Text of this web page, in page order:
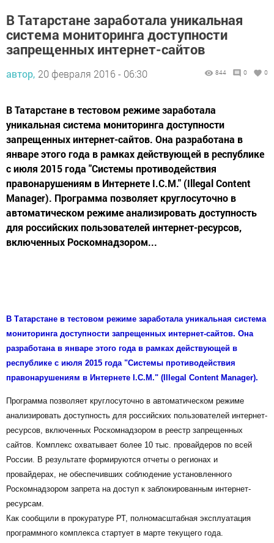
В Татарстане заработала уникальная
система мониторинга доступности
запрещенных интернет-сайтов
автор, 20 февраля 2016 - 06:30 844 0 0
В Татарстане в тестовом режиме заработала
уникальная система мониторинга доступности
запрещенных интернет-сайтов. Она разработана в
январе этого года в рамках действующей в республике
с июля 2015 года "Системы противодействия
правонарушениям в Интернете I.C.M." (Illegal Content
Manager). Программа позволяет круглосуточно в
автоматическом режиме анализировать доступность
для российских пользователей интернет-ресурсов,
включенных Роскомнадзором...
В Татарстане в тестовом режиме заработала уникальная система
мониторинга доступности запрещенных интернет-сайтов. Она
разработана в январе этого года в рамках действующей в
республике с июля 2015 года "Системы противодействия
правонарушениям в Интернете I.C.M." (Illegal Content Manager).
Программа позволяет круглосуточно в автоматическом режиме
анализировать доступность для российских пользователей интернет-
ресурсов, включенных Роскомнадзором в реестр запрещенных
сайтов. Комплекс охватывает более 10 тыс. провайдеров по всей
России. В результате формируются отчеты о регионах и
провайдерах, не обеспечивших соблюдение установленного
Роскомнадзором запрета на доступ к заблокированным интернет-
ресурсам.
Как сообщили в прокуратуре РТ, полномасштабная эксплуатация
программного комплекса стартует в марте текущего года.